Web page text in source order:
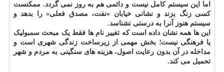
اما این سیستم کامل نیست و دائمی هم به روز نمی گردد. ممکنست
کسی زنگ بزند و نشانی خیابان «نفت، مصدق فعلی» را بدهد و
سیستم هنوز آنرا به درستی نشناسد.
این ها همه نشان داده است که تغییر نام ها فقط یک مبحث سمبولیک
یا فرهنگی نیست؛ بخش مهمی از زیرساخت زندگی شهری است و
مداخله در آن بدون رعایت اصول، هزینه های سنگینی به مردم و شهر
تحمیل می کند.